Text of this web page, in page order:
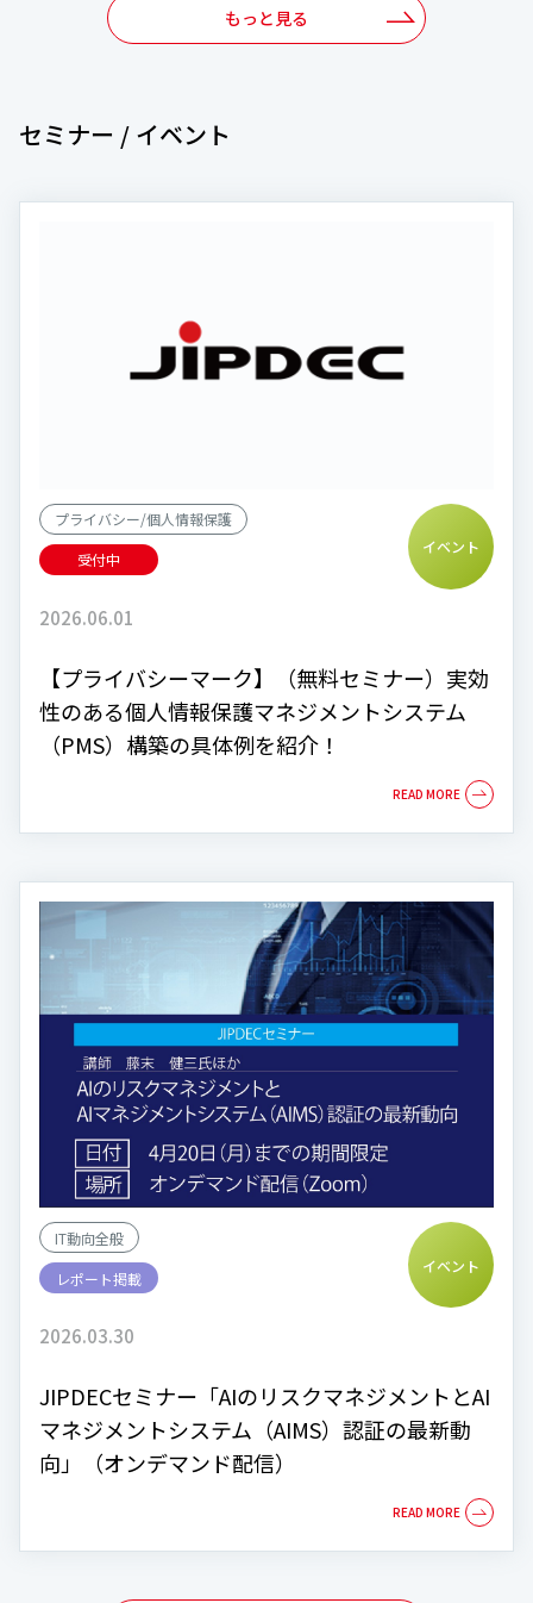
もっと見る
セミナー / イベント
プライバシー/個人情報保護
受付中
イベント
2026.06.01
【プライバシーマーク】（無料セミナー）実効
性のある個人情報保護マネジメントシステム
（PMS）構築の具体例を紹介！
IT動向全般
レポート掲載
イベント
2026.03.30
JIPDECセミナー「AIのリスクマネジメントとAI
マネジメントシステム（AIMS）認証の最新動
向」（オンデマンド配信）